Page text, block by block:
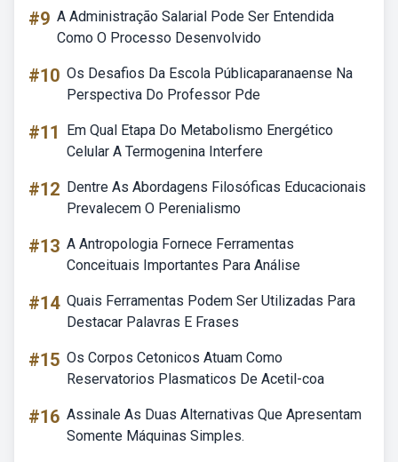
#9 A Administração Salarial Pode Ser Entendida
Como O Processo Desenvolvido
#10 Os Desafios Da Escola Públicaparanaense Na
Perspectiva Do Professor Pde
#11
Em Qual Etapa Do Metabolismo Energético
Celular A Termogenina Interfere
#12 Dentre As Abordagens Filosóficas Educacionais
Prevalecem O Perenialismo
#13 A Antropologia Fornece Ferramentas
Conceituais Importantes Para Análise
#14 Quais Ferramentas Podem Ser Utilizadas Para
Destacar Palavras E Frases
#15 Os Corpos Cetonicos Atuam Como
Reservatorios Plasmaticos De Acetil-coa
#16 Assinale As Duas Alternativas Que Apresentam
Somente Máquinas Simples.